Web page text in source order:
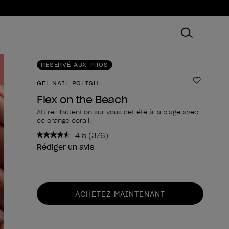
RÉSERVÉ AUX PROS
GEL NAIL POLISH
Flex on the Beach
Attirez l'attention sur vous cet été à la plage avec
ce orange corail.
4.5 Lire
376
page.
(376)
Rédiger un avis
Forme du produit
ACHETEZ MAINTENANT